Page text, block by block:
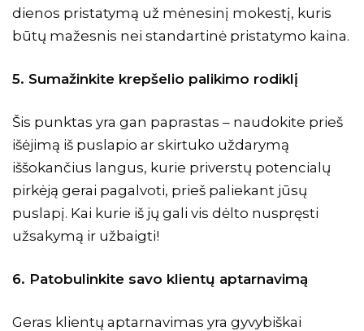
dienos pristatymą už mėnesinį mokestį, kuris
būtų mažesnis nei standartinė pristatymo kaina.
5. Sumažinkite krepšelio palikimo rodiklį
Šis punktas yra gan paprastas – naudokite prieš
išėjimą iš puslapio ar skirtuko uždarymą
iššokančius langus, kurie priverstų potencialų
pirkėją gerai pagalvoti, prieš paliekant jūsų
puslapį. Kai kurie iš jų gali vis dėlto nuspręsti
užsakymą ir užbaigti!
6. Patobulinkite savo klientų aptarnavimą
Geras klientų aptarnavimas yra gyvybiškai